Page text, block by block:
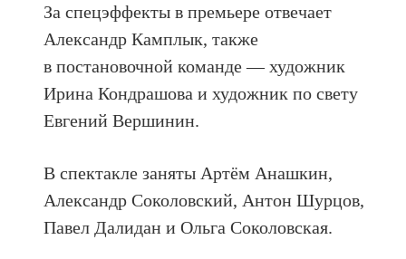
За спецэффекты в премьере отвечает
Александр Камплык, также
в постановочной команде — художник
Ирина Кондрашова и художник по свету
Евгений Вершинин.
В спектакле заняты Артём Анашкин,
Александр Соколовский, Антон Шурцов,
Павел Далидан и Ольга Соколовская.